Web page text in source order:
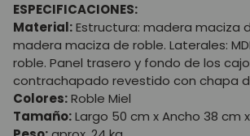
ESPECIFICACIONES:
Material:Estructura: madera maciza
madera maciza de roble. Laterales:
roble. Panel trasero y fondo de los
contrachapado revestido con chapa
Colores:Roble Miel
Tamaño:Largo 50 cm x Ancho 38 cm